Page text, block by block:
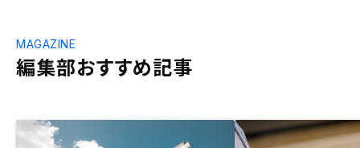
編集部おすすめ記事
MAGAZINE